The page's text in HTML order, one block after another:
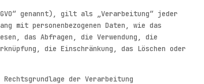
genannt), gilt als „Verarbeitung“ jeder
mit personenbezogenen Daten, wie das
das Abfragen, die Verwendung, die
die Einschränkung, das Löschen oder
der Verarbeitung